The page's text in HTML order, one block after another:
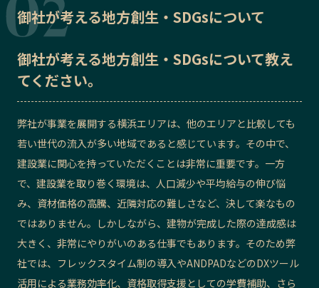
御社が考える地方創生・SDGsについて
御社が考える地方創生・SDGsについて教え
てください。
弊社が事業を展開する横浜エリアは、他のエリアと比較しても
若い世代の流入が多い地域であると感じています。その中で、
建設業に関心を持っていただくことは非常に重要です。一方
で、建設業を取り巻く環境は、人口減少や平均給与の伸び悩
み、資材価格の高騰、近隣対応の難しさなど、決して楽なもの
ではありません。しかしながら、建物が完成した際の達成感は
大きく、非常にやりがいのある仕事でもあります。そのため弊
社では、フレックスタイム制の導入やANDPADなどのDXツール
活用による業務効率化、資格取得支援としての学費補助、さら